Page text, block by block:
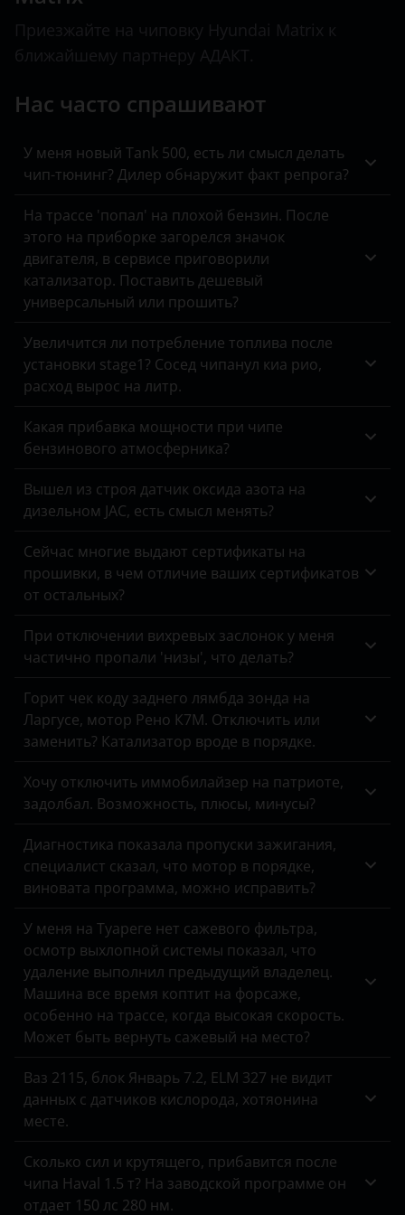
Saab
Skoda
Smart
SsangYong
Subaru
Suzuki
Toyota
Volkswagen
Volvo
Vortex
Zotye
ZX
ВАЗ (LADA)
ГАЗ
ЗАЗ
УАЗ
BYD
Chery
Chevrolet
Citroen
Daewoo
Daihatsu
Dodge
EXEED
Fiat
Ford
Foton
Geely
Genesis
Great Wall
Hawtai
Honda
Hummer
Infiniti
Isuzu
Iveco
Jaguar
Jeep
Kaiyi
Kia
Getz
Grandeur
H-1
i10
i20
i40
IONIQ
ix35
Matrix
Porter
Santa Fe
Solaris
Tucson
Нас часто спрашивают
У меня новый Tank 500, есть ли смысл делать
чип-тюнинг? Дилер обнаружит факт репрога?
На трассе 'попал' на плохой бензин. После
этого на приборке загорелся значок
двигателя, в сервисе приговорили
катализатор. Поставить дешевый
универсальный или прошить?
Увеличится ли потребление топлива после
установки stage1? Сосед чипанул киа рио,
расход вырос на литр.
Какая прибавка мощности при чипе
бензинового атмосферника?
Вышел из строя датчик оксида азота на
дизельном JAC, есть смысл менять?
Сейчас многие выдают сертификаты на
прошивки, в чем отличие ваших сертификатов
от остальных?
При отключении вихревых заслонок у меня
частично пропали 'низы', что делать?
Горит чек коду заднего лямбда зонда на
Ларгусе, мотор Рено К7М. Отключить или
заменить? Катализатор вроде в порядке.
Хочу отключить иммобилайзер на патриоте,
задолбал. Возможность, плюсы, минусы?
Диагностика показала пропуски зажигания,
специалист сказал, что мотор в порядке,
виновата программа, можно исправить?
У меня на Туареге нет сажевого фильтра,
осмотр выхлопной системы показал, что
удаление выполнил предыдущий владелец.
Машина все время коптит на форсаже,
особенно на трассе, когда высокая скорость.
Может быть вернуть сажевый на место?
Ваз 2115, блок Январь 7.2, ELM 327 не видит
данных с датчиков кислорода, хотяонина
месте.
Сколько сил и крутящего, прибавится после
чипа Haval 1.5 т? На заводской программе он
отдает 150 лс 280 нм.